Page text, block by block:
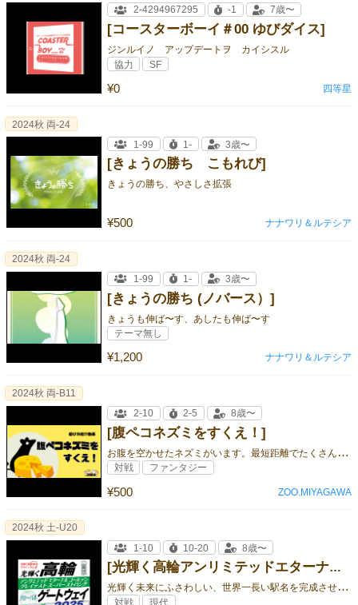
[コースターボーイ＃00 ゆびダイス]
ジンルイノ アップデートヲ カイシスル
¥0
2-4294967295 -1 7歳〜
協力 SF
四等星
[きょうの勝ち こもれび]
きょうの勝ち、やさしさ拡張
¥500
2024秋 両-24
1-99
1- 3歳〜
ナナワリ＆ルテシア
[きょうの勝ち (ノバース）]
きょうも伸ば〜す、あしたも伸ば〜す
¥1,200
2024秋 両-24
1-99
1- 3歳〜
テーマ無し
ナナワリ＆ルテシア
[腹ペコネズミをすくえ！]
お
腹を空かせたネズミがいます。最短距離でたくさんのチーズが食べられるように道を作ってあげましょう！！
¥500
2024秋 両-B11
2-10
2-5 8歳〜
対戦 ファンタジー
ZOO.MIYAGAWA
[光輝く高輪アンリミテッドエターナルゴールデングレイテストスーパーストロンググローバルゲートウェイ2025（仮称）]
光
輝く未来にふさわしい、世界一長い駅名を完成させましょう！鉄の掟(ルール)はただ一つ。一息で読めること！
2024秋 土-U20
1-10
10-20 8歳〜
対戦 現代